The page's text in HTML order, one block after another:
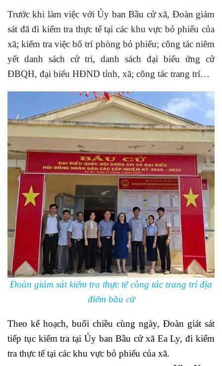
Trước khi làm việc với Ủy ban Bầu cử xã, Đoàn giám
sát đã đi kiểm tra thực tế tại các khu vực bỏ phiếu của
xã; kiểm tra việc bố trí phòng bỏ phiếu; công tác niêm
yết danh sách cử tri, danh sách đại biểu ứng cử
ĐBQH, đại biểu HĐND tỉnh, xã; công tác trang trí…
Đoàn giám sát kiểm tra thực tế công tác trang trí địa
điểm bầu cử
Theo kế hoạch, buổi chiều cùng ngày, Đoàn giát sát
tiếp tục kiểm tra tại Ủy ban Bầu cử xã Ea Ly, đi kiểm
tra thực tế tại các khu vực bỏ phiếu của xã.